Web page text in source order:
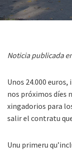
Noticia publicada
Unos 24.000
nos próximos díes
xingadorios para
salir el contratu
Unu primeru